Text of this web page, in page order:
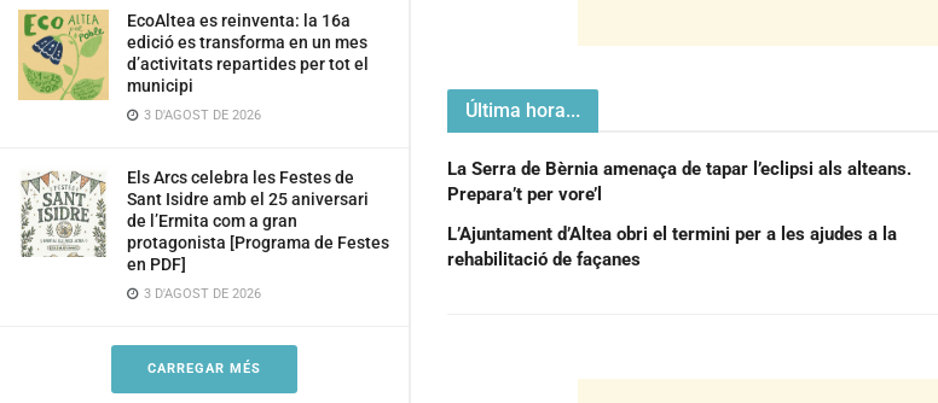
EcoAltea es reinventa: la 16a
edició es transforma en un mes
d’activitats repartides per tot el
municipi
3 D'AGOST DE 2026
Els Arcs celebra les Festes de
Sant Isidre amb el 25 aniversari
de l’Ermita com a gran
protagonista [Programa de Festes
en PDF]
3 D'AGOST DE 2026
CARREGAR MÉS
Última hora...
La Serra de Bèrnia amenaça de tapar l’eclipsi als alteans.
Prepara’t per vore’l
L’Ajuntament d’Altea obri el termini per a les ajudes a la
rehabilitació de façanes